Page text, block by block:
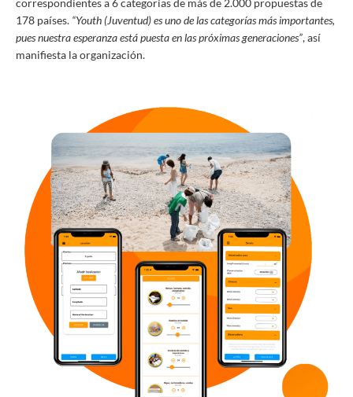
correspondientes a 6 categorías de más de 2.000 propuestas de
178 países. “Youth (Juventud) es uno de las categorías más importantes,
pues nuestra esperanza está puesta en las próximas generaciones”, así
manifiesta la organización.